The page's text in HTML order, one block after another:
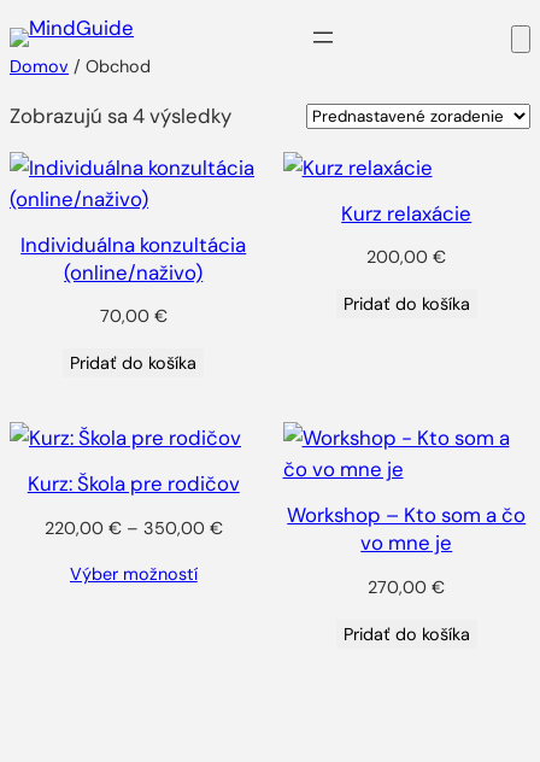
Prejsť
na
Domov / Obchod
Zobrazujú sa 4 výsledky
Individuálna konzultácia
(online/naživo)
70,00 €
Pridať do košíka
Kurz relaxácie
200,00€
Pridať do košíka
Kurz: Škola pre rodičov
220,00 € – 350,00 €Price
Výber možností
Workshop – Kto som a čo
vo mne je
270,00€
Pridať do košíka